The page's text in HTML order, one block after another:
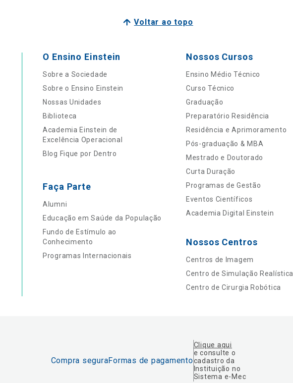
Voltar ao topo
O Ensino Einstein
Sobre a Sociedade
Sobre o Ensino Einstein
Nossas Unidades
Biblioteca
Academia Einstein de
Excelência Operacional
Blog Fique por Dentro
Faça Parte
Alumni
Educação em Saúde da População
Fundo de Estímulo ao
Conhecimento
Programas Internacionais
Nossos Cursos
Ensino Médio Técnico
Curso Técnico
Graduação
Preparatório Residência
Residência e Aprimoramento
Pós-graduação & MBA
Mestrado e Doutorado
Curta Duração
Programas de Gestão
Eventos Científicos
Academia Digital Einstein
Nossos Centros
Centros de Imagem
Centro de Simulação Realística
Centro de Cirurgia Robótica
Compra seguraFormas de pagamento
Clique aqui
e consulte o
cadastro da
Instituição no
Sistema e-Mec